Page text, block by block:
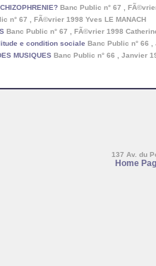
Banc Public n° 67 ,
n° 67 , FÃ©vrier 1998 Yves LE MANACH
Banc Public n° 67 , FÃ©vrier 1998
e condition sociale Banc Public n° 66 ,
MUSIQUES Banc Public n° 66 , Janvier
137 Av. du
Home